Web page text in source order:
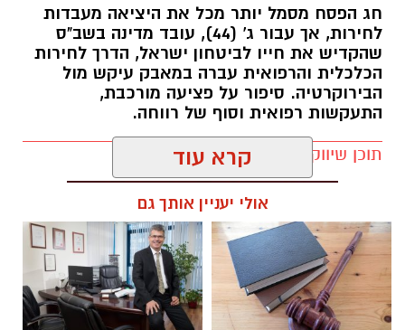
חג הפסח מסמל יותר מכל את היציאה מעבדות
לחירות, אך עבור ג' (44), עובד מדינה בשב"ס
שהקדיש את חייו לביטחון ישראל, הדרך לחירות
הכלכלית והרפואית עברה במאבק עיקש מול
הבירוקרטיה. סיפור על פציעה מורכבת,
התעקשות רפואית וסוף של רווחה.
תוכן שיווקי / 16:11 08.04.26
תגים:עורך דין בנימין דוד
קרא עוד
אולי יעניין אותך גם